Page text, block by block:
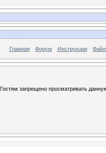
Главная Форум Инструкции
Гостям запрещено просматривать